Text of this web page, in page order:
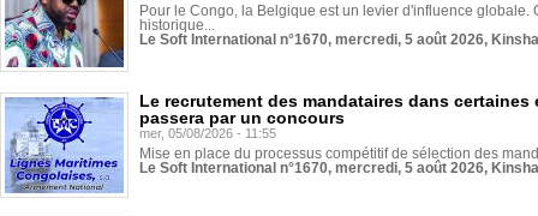
Pour le Congo, la Belgique est un levier d'influence globale.
historique...
Le Soft International n°1670, mercredi, 5 août 2026,
Le recrutement des mandataires dans
passera par un concours
mer, 05/08/2026 - 11:55
Mise en place du processus compétitif de sélection des
Le Soft International n°1670, mercredi, 5 août 2026,